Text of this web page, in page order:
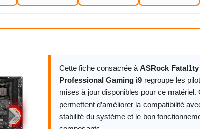
ASRock Fatal1ty X299 Professional
Cette fiche consacrée à ASRock Fatal1ty
Professional Gaming i9 regroupe les
mises à jour disponibles pour ce matériel.
permettent d’améliorer la compatibilité
stabilité du système et le bon